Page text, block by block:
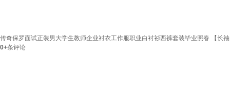
传奇保罗面试正装男大学生教师企业衬衣工作服职业白衬衫西裤套装毕业照春 【长
0+条评论